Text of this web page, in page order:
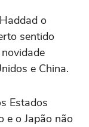
o
sentido
e China.
Estados
e o Japão não